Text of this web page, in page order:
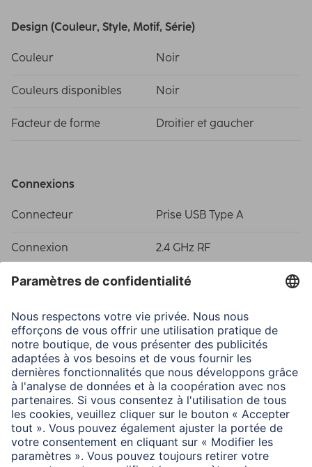
Design (Couleur, Style, Motif, Série)
Couleur Noir
Couleurs disponibles Noir
Facteur de forme Droitier et gaucher
Connexions
Connecteur Prise USB Type A
Connexion 2.4 GHz RF
Dpi max. 1600
Durée de vie des switchs 3 Mio. Clicks
Configuration minimale requise